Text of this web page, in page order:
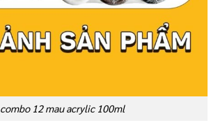
combo 12 mau acrylic 100ml